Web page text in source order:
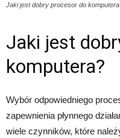
Jaki jest dobry procesor do
Jaki jest
komputera?
Wybór odpowiedniego
zapewnienia płynnego
wiele czynników, które